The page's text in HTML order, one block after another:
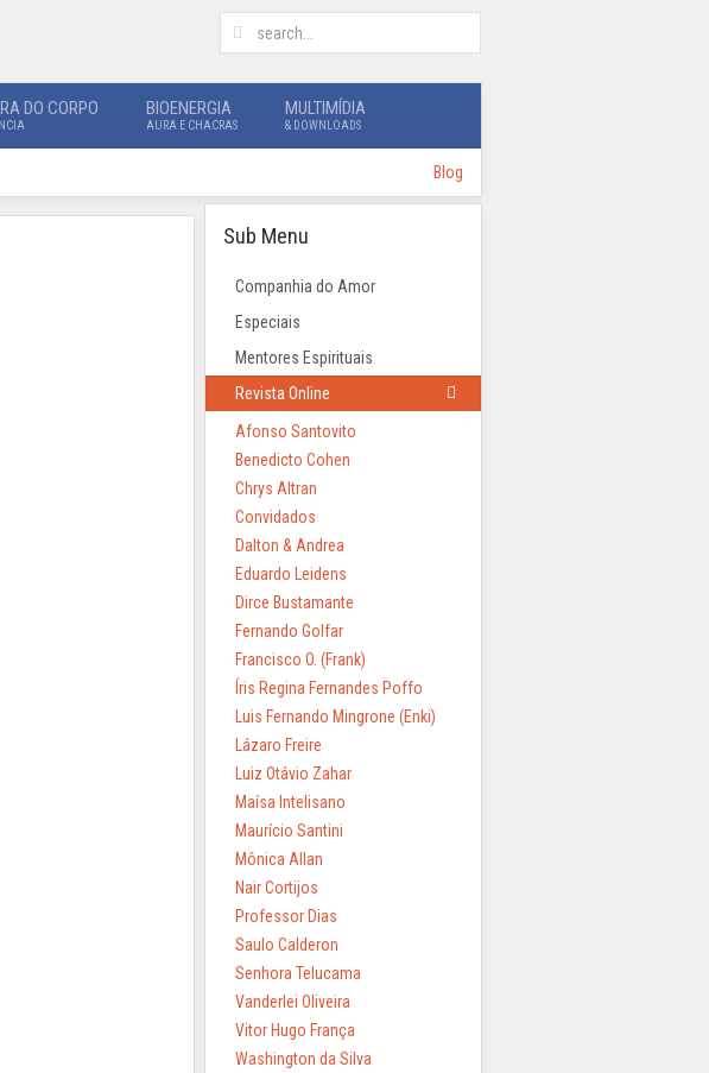
DO CORPO BIOENERGIA
AURA E CHACRAS
MULTIMÍDIA
& DOWNLOADS
Blog
Sub Menu
Companhia do Amor
Especiais
Mentores Espirituais
Revista Online
Afonso Santovito
Benedicto Cohen
Chrys Altran
Convidados
Dalton & Andrea
Eduardo Leidens
Dirce Bustamante
Fernando Golfar
Francisco O. (Frank)
Íris Regina Fernandes Poffo
Luis Fernando Mingrone (Enki)
Lázaro Freire
Luiz Otávio Zahar
Maísa Intelisano
Maurício Santini
Mônica Allan
Nair Cortijos
Professor Dias
Saulo Calderon
Senhora Telucama
Vanderlei Oliveira
Vitor Hugo França
Washington da Silva